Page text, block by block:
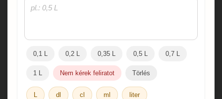
0,1 L 0,2 L 0,35 L 0,5 L 0,7 L
1 L Nem kérek feliratot Törlés
L dl cl ml liter